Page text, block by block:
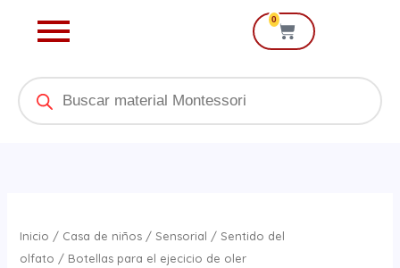
0
Cart
Products
search
Inicio / Casa de niños/ Sensorial / Sentido del
olfato / Botellas para el ejecicio de oler
para
el